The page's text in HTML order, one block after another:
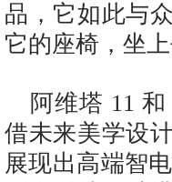
品，它如此与
它的座椅，坐
阿维塔 11
借未来美学设
展现出高端智